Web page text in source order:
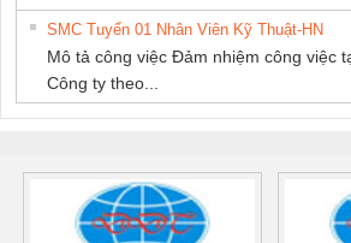
SMC Tuyển 01 Nhân Viên Kỹ Thuật-HN
Mô tả công việc Đảm nhiệm công việc
Công ty theo...